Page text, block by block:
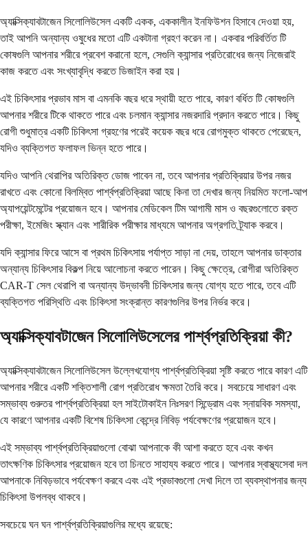
অ্যাক্সিক্যাবটাজেন সিলোলিউসেল একটি একক, এককালীন ইনফিউশন হিসাবে দেওয়া হয়,
তাই আপনি অন্যান্য ওষুধের মতো এটি একটানা গ্রহণ করেন না। একবার পরিবর্তিত টি
কোষগুলি আপনার শরীরে প্রবেশ করানো হলে, সেগুলি ক্যান্সার প্রতিরোধের জন্য নিজেরাই
কাজ করতে এবং সংখ্যাবৃদ্ধি করতে ডিজাইন করা হয়।
এই চিকিৎসার প্রভাব মাস বা এমনকি বছর ধরে স্থায়ী হতে পারে, কারণ বর্ধিত টি কোষগুলি
আপনার শরীরে টিকে থাকতে পারে এবং চলমান ক্যান্সার নজরদারি প্রদান করতে পারে। কিছু
রোগী শুধুমাত্র একটি চিকিৎসা গ্রহণের পরেই কয়েক বছর ধরে রোগমুক্ত থাকতে পেরেছেন,
যদিও ব্যক্তিগত ফলাফল ভিন্ন হতে পারে।
যদিও আপনি থেরাপির অতিরিক্ত ডোজ পাবেন না, তবে আপনার প্রতিক্রিয়ার উপর নজর
রাখতে এবং কোনো বিলম্বিত পার্শ্বপ্রতিক্রিয়া আছে কিনা তা দেখার জন্য নিয়মিত ফলো-আপ
অ্যাপয়েন্টমেন্টের প্রয়োজন হবে। আপনার মেডিকেল টিম আগামী মাস ও বছরগুলোতে রক্ত
পরীক্ষা, ইমেজিং স্ক্যান এবং শারীরিক পরীক্ষার মাধ্যমে আপনার অগ্রগতি ট্র্যাক করবে।
যদি ক্যান্সার ফিরে আসে বা প্রথম চিকিৎসায় পর্যাপ্ত সাড়া না দেয়, তাহলে আপনার ডাক্তার
অন্যান্য চিকিৎসার বিকল্প নিয়ে আলোচনা করতে পারেন। কিছু ক্ষেত্রে, রোগীরা অতিরিক্ত
CAR-T সেল থেরাপি বা অন্যান্য উদ্ভাবনী চিকিৎসার জন্য যোগ্য হতে পারে, তবে এটি
ব্যক্তিগত পরিস্থিতি এবং চিকিৎসা সংক্রান্ত কারণগুলির উপর নির্ভর করে।
অ্যাক্সিক্যাবটাজেন সিলোলিউসেলের পার্শ্বপ্রতিক্রিয়া কী?
অ্যাক্সিক্যাবটাজেন সিলোলিউসেল উল্লেখযোগ্য পার্শ্বপ্রতিক্রিয়া সৃষ্টি করতে পারে কারণ এটি
আপনার শরীরে একটি শক্তিশালী রোগ প্রতিরোধ ক্ষমতা তৈরি করে। সবচেয়ে সাধারণ এবং
সম্ভাব্য গুরুতর পার্শ্বপ্রতিক্রিয়া হল সাইটোকাইন নিঃসরণ সিন্ড্রোম এবং স্নায়বিক সমস্যা,
যে কারণে আপনার একটি বিশেষ চিকিৎসা কেন্দ্রে নিবিড় পর্যবেক্ষণের প্রয়োজন হবে।
এই সম্ভাব্য পার্শ্বপ্রতিক্রিয়াগুলো বোঝা আপনাকে কী আশা করতে হবে এবং কখন
তাৎক্ষণিক চিকিৎসার প্রয়োজন হবে তা চিনতে সাহায্য করতে পারে। আপনার স্বাস্থ্যসেবা দল
আপনাকে নিবিড়ভাবে পর্যবেক্ষণ করবে এবং এই প্রভাবগুলো দেখা দিলে তা ব্যবস্থাপনার জন্য
চিকিৎসা উপলব্ধ থাকবে।
সবচেয়ে ঘন ঘন পার্শ্বপ্রতিক্রিয়াগুলির মধ্যে রয়েছে: